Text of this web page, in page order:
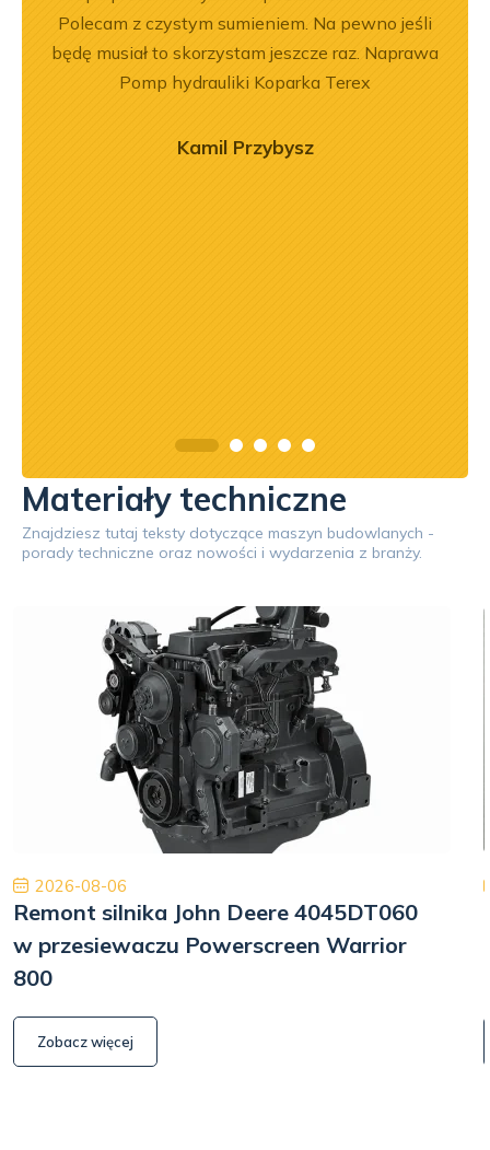
Polecam z czystym sumieniem. Na pewno jeśli
będę musiał to skorzystam jeszcze raz. Naprawa
Pomp hydrauliki Koparka Terex
Kamil Przybysz
Materiały techniczne
Znajdziesz tutaj teksty dotyczące maszyn budowlanych -
porady techniczne oraz nowości i wydarzenia z branży.
2026-08-06
Remont silnika John Deere 4045DT060
w przesiewaczu Powerscreen Warrior
800
Zobacz więcej